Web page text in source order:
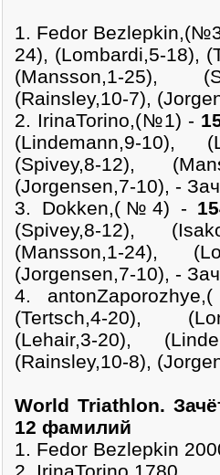
1. Fedor
24), (Lombardi,5-18),
(Mansson,1-25),
(Rainsley,10-7),
2. IrinaTorino,(№1) -
(Lindemann,9-10),
(Spivey,8-12),
(Jorgensen,7-10), -
3. Dokken,(№4) -
(Spivey,8-12),
(Mansson,1-24),
(Jorgensen,7-10), -
4.
(Tertsch,4-20),
(Lehair,3-20),
(Rainsley,10-8),
World Triathlon.
12 фамилий
1. Fedor Bezlepkin
2. IrinaTorino 1780